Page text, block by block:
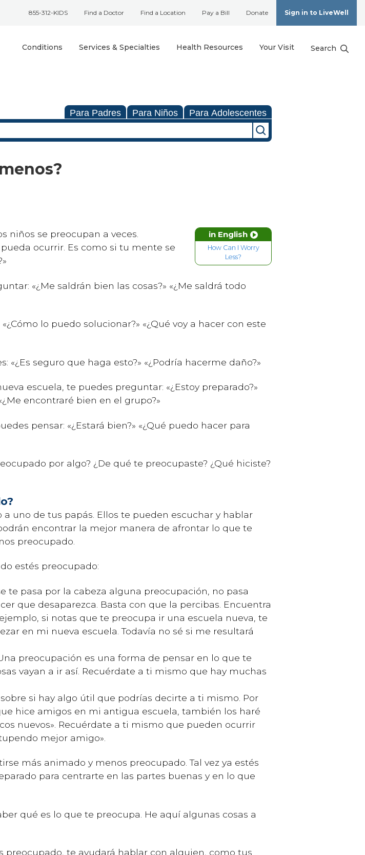
855-312-KIDS Find a Doctor Find a Location Pay a Bill Donate Sign in to LiveWell
Conditions Services & Specialties Health Resources Your Visit Search
Para Padres Para Niños Para Adolescentes
in English
How Can I Worry
Less?
niños se preocupan a veces.
ocurrir. Es como si tu mente se
«¿Me saldrán bien las cosas?» «¿Me saldrá todo
lo puedo solucionar?» «¿Qué voy a hacer con este
seguro que haga esto?» «¿Podría hacerme daño?»
escuela, te puedes preguntar: «¿Estoy preparado?»
encontraré bien en el grupo?»
pensar: «¿Estará bien?» «¿Qué puedo hacer para
por algo? ¿De qué te preocupaste? ¿Qué hiciste?
uno de tus papás. Ellos te pueden escuchar y hablar
encontrar la mejor manera de afrontar lo que te
preocupado.
estés preocupado:
te pasa por la cabeza alguna preocupación, no pasa
que desaparezca. Basta con que la percibas. Encuentra
si notas que te preocupa ir una escuela nueva, te
en mi nueva escuela. Todavía no sé si me resultará
preocupación es una forma de pensar en lo que te
vayan a ir así. Recuérdate a ti mismo que hay muchas
sobre si hay algo útil que podrías decirte a ti mismo. Por
hice amigos en mi antigua escuela, también los haré
nuevos». Recuérdate a ti mismo que pueden ocurrir
mejor amigo».
más animado y menos preocupado. Tal vez ya estés
para centrarte en las partes buenas y en lo que
qué es lo que te preocupa. He aquí algunas cosas a
preocupado, te ayudará hablar con alguien, como tus